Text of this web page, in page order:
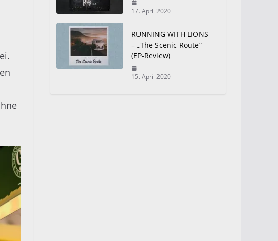
17. April 2020
RUNNING WITH LIONS
– „The Scenic Route“
(EP-Review)
15. April 2020